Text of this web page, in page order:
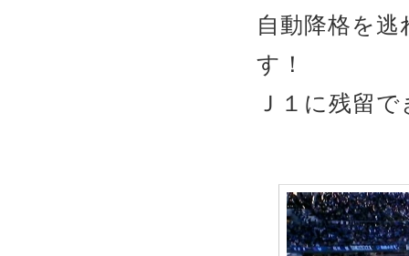
自動降格を
す！
Ｊ１に残留